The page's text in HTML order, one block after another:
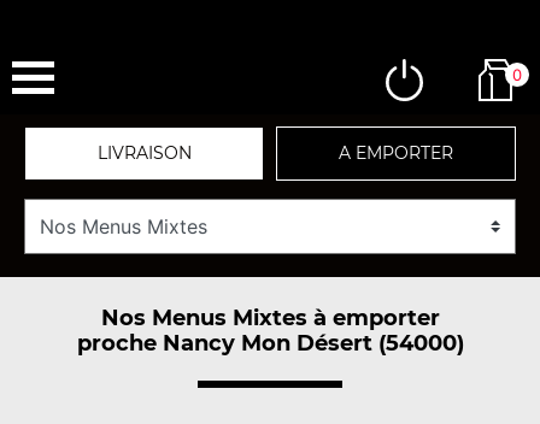
0
LIVRAISON A EMPORTER
Nos Menus Mixtes à emporter
proche Nancy Mon Désert (54000)